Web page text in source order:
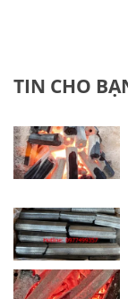
TIN CHO